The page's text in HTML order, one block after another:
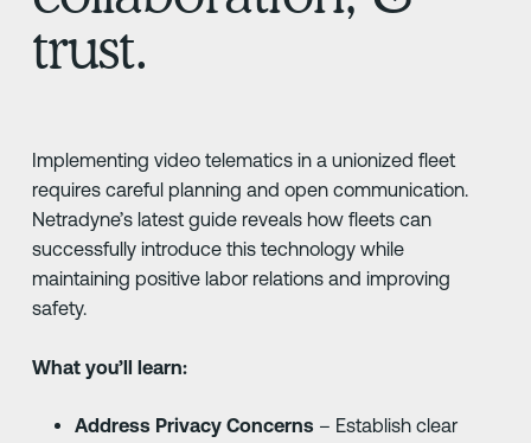
trust.
Implementing video telematics in a unionized fleet
requires careful planning and open communication.
Netradyne’s latest guide reveals how fleets can
successfully introduce this technology while
maintaining positive labor relations and improving
safety.
What you’ll learn:
Address Privacy Concerns – Establish clear